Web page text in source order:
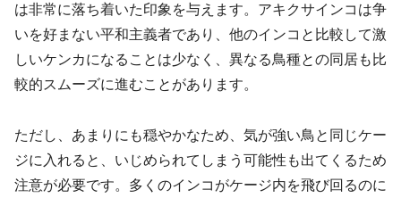
は非常に落ち着いた印象を与えます。アキクサインコは争
いを好まない平和主義者であり、他のインコと比較して激
しいケンカになることは少なく、異なる鳥種との同居も比
較的スムーズに進むことがあります。
ただし、あまりにも穏やかなため、気が強い鳥と同じケー
ジに入れると、いじめられてしまう可能性も出てくるため
注意が必要です。多くのインコがケージ内を飛び回るのに